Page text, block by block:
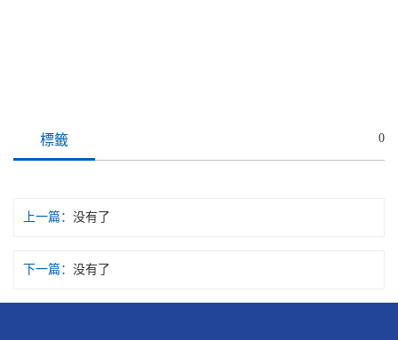
標籤 0
上一篇： 没有了
下一篇： 没有了